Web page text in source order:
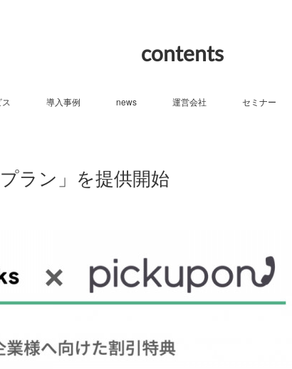
contents
導入事例 news 運営会社 セミナー
ラン」を提供開始